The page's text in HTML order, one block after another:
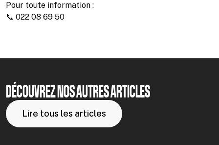
Pour toute information :
📞 022 08 69 50
DÉCOUVREZ NOS AUTRES ARTICLES
Lire tous les articles